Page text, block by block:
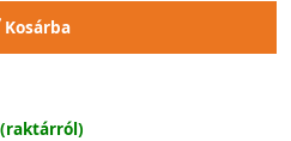
Kosárba